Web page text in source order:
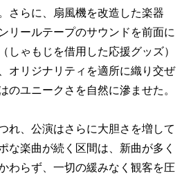
さらに、扇風機を改造した楽器
リールテープのサウンドを前面に
しゃもじを借用した応援グッズ）
オリジナリティを適所に織り交ぜ
のユニークさを自然に滲ませた。
れ、公演はさらに大胆さを増して
な楽曲が続く区間は、新曲が多く
わらず、一切の緩みなく観客を圧